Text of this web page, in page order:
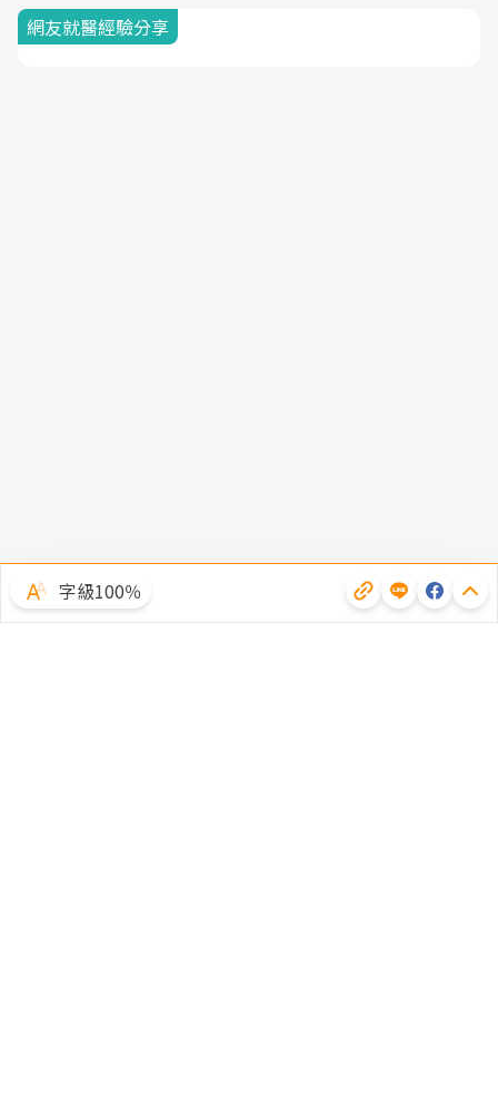
網友就醫經驗分享
字級100％